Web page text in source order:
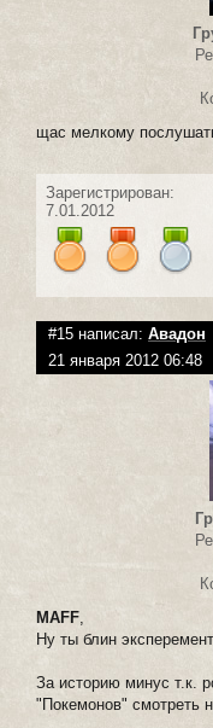
щас мелкому
Зарегистрирован:
7.01.2012
#15 написал: Авадон
21 января 2012 06:48
MAFF
Ну ты блин
За историю минус т.к.
"Покемонов" смотреть